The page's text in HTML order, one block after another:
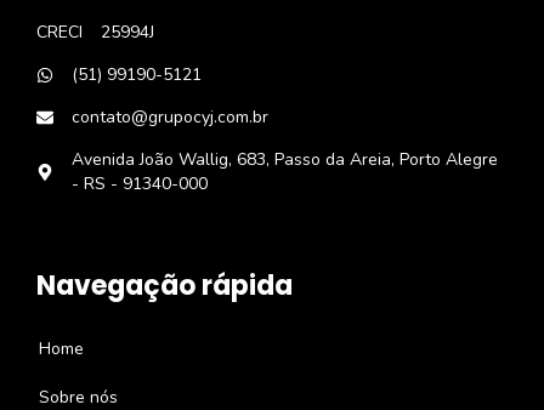
CRECI
25994J
(51) 99190-5121
contato@grupocyj.com.br
Avenida João Wallig, 683, Passo da Areia, Porto Alegre
- RS - 91340-000
Navegação rápida
Home
Sobre nós